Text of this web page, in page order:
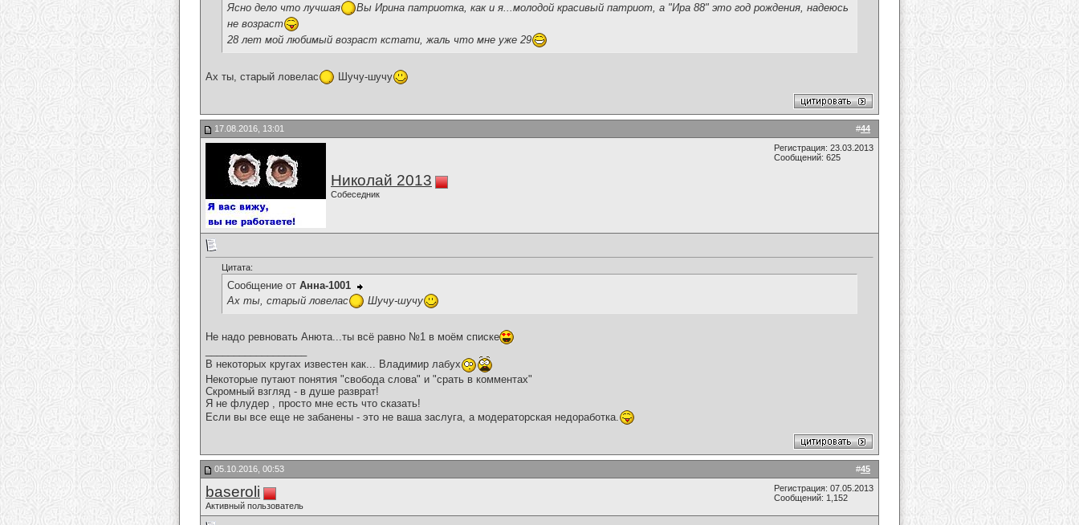
Ясно дело что лучшая
Вы Ирина патриотка, как и я...молодой красивый патриот, а "Ира 88" это год рождения, надеюсь
не возраст
28 лет мой любимый возраст кстати, жаль что мне уже 29
Ах ты, старый ловелас Шучу-шучу
#44
17.08.2016, 13:01
Николай 2013
Собеседник
Регистрация: 23.03.2013
Сообщений: 625
Цитата:
Сообщение от Анна-1001
Ах ты, старый ловелас
Шучу-шучу
Не надо ревновать Анюта...ты всё равно №1 в моём списке
В некоторых кругах известен как... Владимир лабух
Некоторые путают понятия "свобода слова" и "срать в комментах"
Скромный взгляд - в душе разврат!
Я не флудер , просто мне есть что сказать!
Если вы все еще не забанены - это не ваша заслуга, а модераторская недоработка.
#45
05.10.2016, 00:53
baseroli
Активный пользователь
Регистрация: 07.05.2013
Сообщений: 1,152